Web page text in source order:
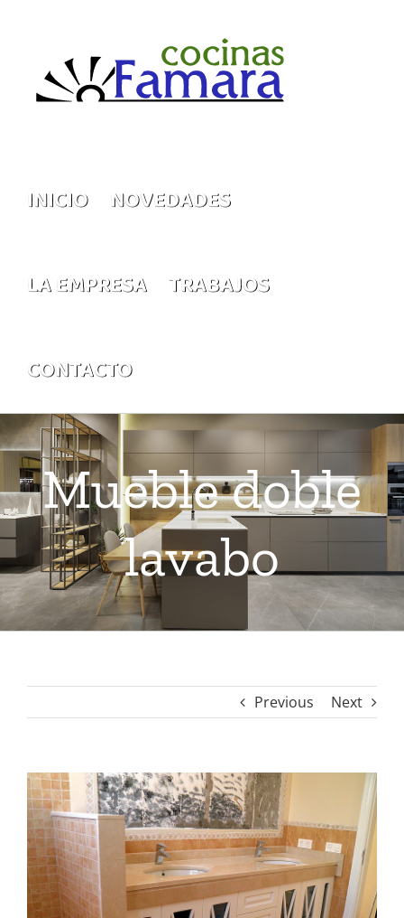
contenido
INICIO NOVEDADES
LA EMPRESA TRABAJOS
CONTACTO
Mueble doble
lavabo
Previous Next
View
Larger
Image